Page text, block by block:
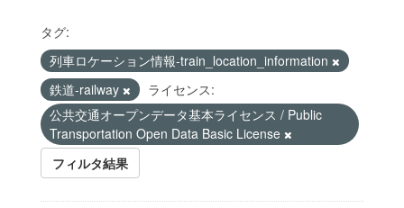
タグ:
列車ロケーション情報-train_location_information
鉄道-railway
ライセンス:
公共交通オープンデータ基本ライセンス / Public
Transportation Open Data Basic License
フィルタ結果